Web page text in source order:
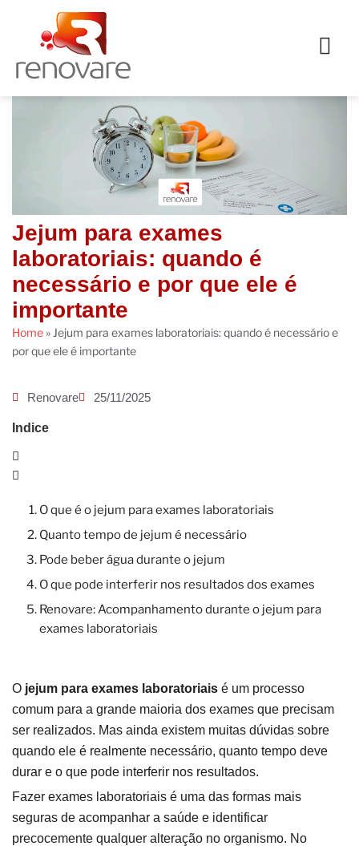
Jejum para exames
laboratoriais: quando é
necessário e por que ele é
importante
Home » Jejum para exames laboratoriais: quando é necessário e
por que ele é importante
Renovare 25/11/2025
Indice
O que é o jejum para exames laboratoriais
Quanto tempo de jejum é necessário
Pode beber água durante o jejum
O que pode interferir nos resultados dos exames
Renovare: Acompanhamento durante o jejum para
exames laboratoriais
O jejum para exames laboratoriais é um processo
comum para a grande maioria dos exames que precisam
ser realizados. Mas ainda existem muitas dúvidas sobre
quando ele é realmente necessário, quanto tempo deve
durar e o que pode interferir nos resultados.
Fazer exames laboratoriais é uma das formas mais
seguras de acompanhar a saúde e identificar
precocemente qualquer alteração no organismo. No